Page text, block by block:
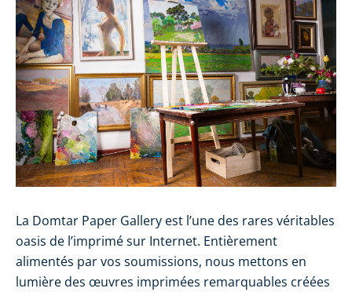
La Domtar Paper Gallery est l’une des rares véritables
oasis de l’imprimé sur Internet. Entièrement
alimentés par vos soumissions, nous mettons en
lumière des œuvres imprimées remarquables créées